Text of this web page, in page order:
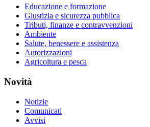
Educazione e formazione
Giustizia e sicurezza pubblica
Tributi, finanze e contravvenzioni
Ambiente
Salute, benessere e assistenza
Autorizzazioni
Agricoltura e pesca
Novità
Notizie
Comunicati
Avvisi